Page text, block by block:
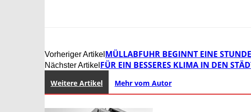
Vorheriger Artikel MÜLLABFUHR BEGINNT EINE
Nächster Artikel FÜR EIN BESSERES KLIMA IN DEN
Weitere Artikel Mehr vom Autor